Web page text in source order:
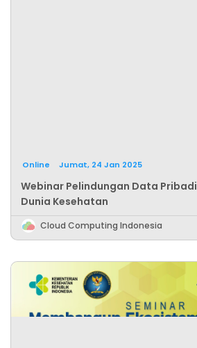
Online Jumat, 24 Jan 2025
Webinar Pelindungan Data
Dunia Kesehatan
Cloud Computing Indonesia